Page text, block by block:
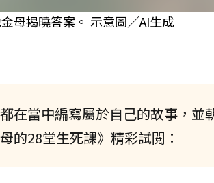
母揭曉答案。 示意圖／AI生成
在當中編寫屬於自己的故事，並
的28堂生死課》精彩試閱：